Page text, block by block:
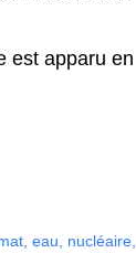
est apparu en
eau, nucléaire,